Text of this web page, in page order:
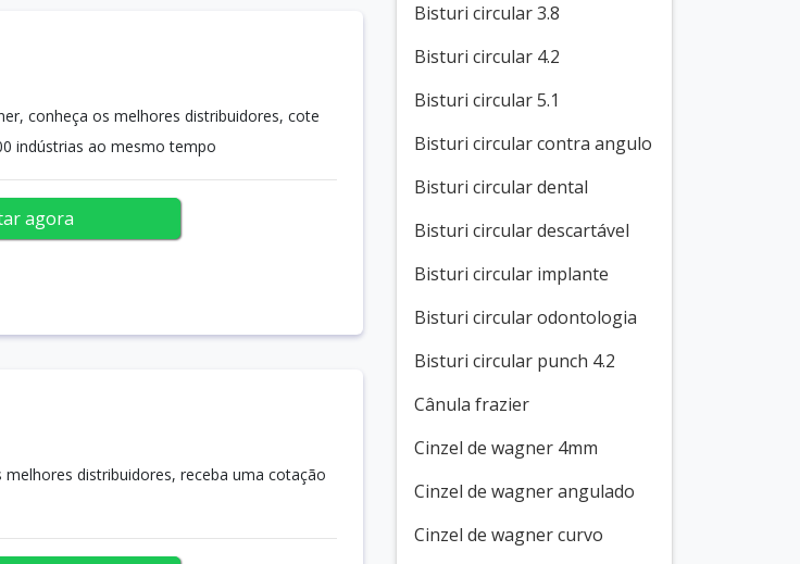
conheça os melhores distribuidores, cote
indústrias ao mesmo tempo
agora
distribuidores, receba uma cotação
Bisturi circular 3.8
Bisturi circular 4.2
Bisturi circular 5.1
Bisturi circular contra angulo
Bisturi circular dental
Bisturi circular descartável
Bisturi circular implante
Bisturi circular odontologia
Bisturi circular punch 4.2
Cânula frazier
Cinzel de wagner 4mm
Cinzel de wagner angulado
Cinzel de wagner curvo